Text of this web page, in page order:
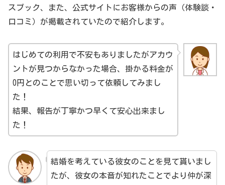
スブック、また、公式サイトにお客様からの声（体験談・
口コミ）が掲載されていたので紹介します。
はじめての利用で不安もありましたがアカウ
ントが見つからなかった場合、掛かる料金が
0円とのことで思い切って依頼してみまし
た！
結果、報告が丁寧かつ早くて安心出来まし
た！
結婚を考えている彼女のことを見て貰いまし
たが、彼女の本音が知れたことでより仲が深